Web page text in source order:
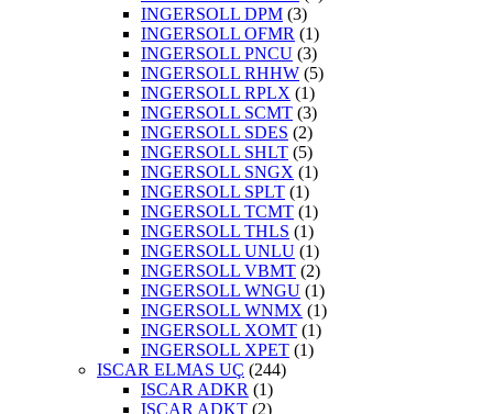
INGERSOLL DPM (3)
INGERSOLL OFMR (1)
INGERSOLL PNCU (3)
INGERSOLL RHHW (5)
INGERSOLL RPLX (1)
INGERSOLL SCMT (3)
INGERSOLL SDES (2)
INGERSOLL SHLT (5)
INGERSOLL SNGX (1)
INGERSOLL SPLT (1)
INGERSOLL TCMT (1)
INGERSOLL THLS (1)
INGERSOLL UNLU (1)
INGERSOLL VBMT (2)
INGERSOLL WNGU (1)
INGERSOLL WNMX (1)
INGERSOLL XOMT (1)
INGERSOLL XPET (1)
ISCAR ELMAS UÇ (244)
ISCAR ADKR (1)
ISCAR ADKT (2)